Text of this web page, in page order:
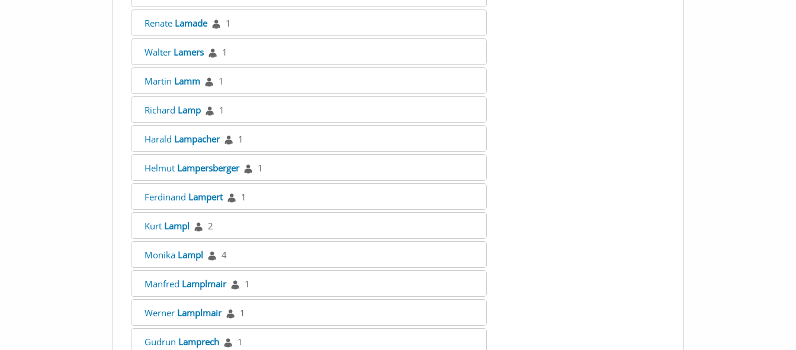
Renate Lamade 1
Walter Lamers 1
Martin Lamm 1
Richard Lamp 1
Harald Lampacher 1
Helmut Lampersberger 1
Ferdinand Lampert 1
Kurt Lampl 2
Monika Lampl 4
Manfred Lamplmair 1
Werner Lamplmair 1
Gudrun Lamprech 1